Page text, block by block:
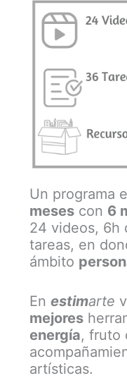
Un programa
mesescon 6
24 videos, 6h
tareas, en
ámbito
En estimarte
mejores
energía, fruto
artísticas.